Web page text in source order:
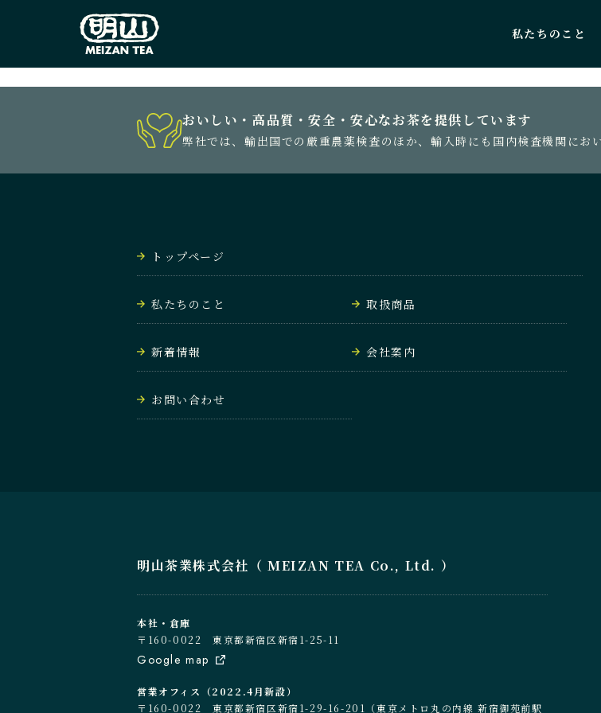
私たちのこと
PAGE TOP
おいしい・高品質・安全・安心なお茶を提供しています
弊社では、輸出国での厳重農薬検査のほか、輸入時にも国内検査機関にお
トップページ
私たちのこと 取扱商品
新着情報 会社案内
お問い合わせ
明山茶業株式会社（ MEIZAN TEA Co., Ltd. ）
本社・倉庫
〒160-0022 東京都新宿区新宿1-25-11
Google map
営業オフィス（2022.4月新設）
〒160-0022 東京都新宿区新宿1-29-16-201（東京メトロ丸の内線 新宿御苑前駅